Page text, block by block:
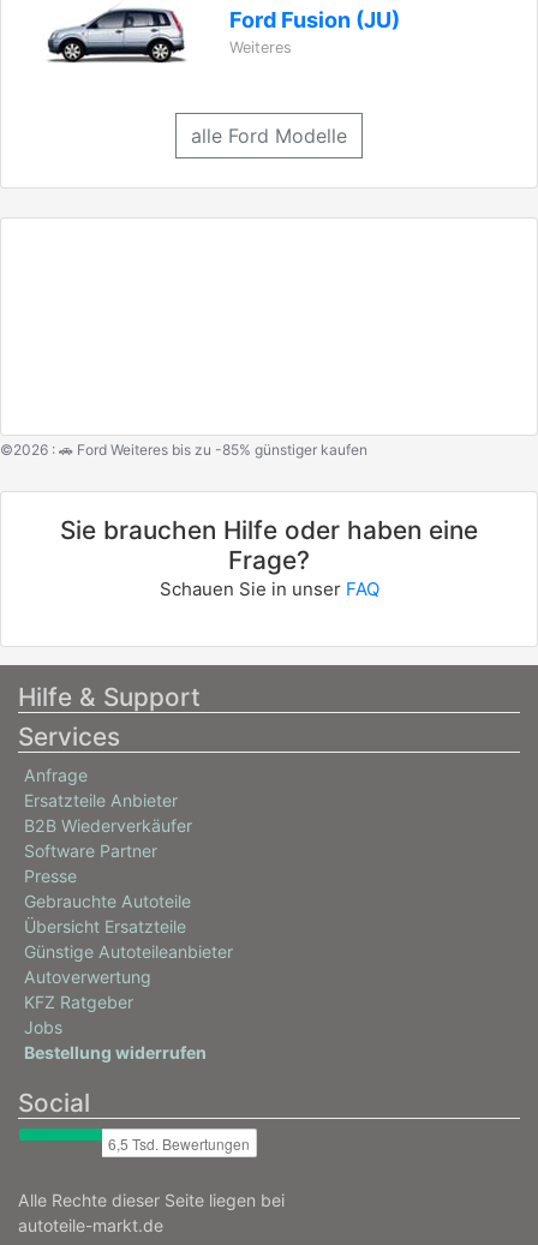
Ford Fusion (JU)
Weiteres
alle Ford Modelle
©2026 : 🚗 Ford Weiteres bis zu -85% günstiger kaufen
Sie brauchen Hilfe oder haben eine
Frage?
Schauen Sie in unser FAQ
Hilfe & Support
Services
Anfrage
Ersatzteile Anbieter
B2B Wiederverkäufer
Software Partner
Presse
Gebrauchte Autoteile
Übersicht Ersatzteile
Günstige Autoteileanbieter
Autoverwertung
KFZ Ratgeber
Jobs
Bestellung widerrufen
Social
Alle Rechte dieser Seite liegen bei
autoteile-markt.de